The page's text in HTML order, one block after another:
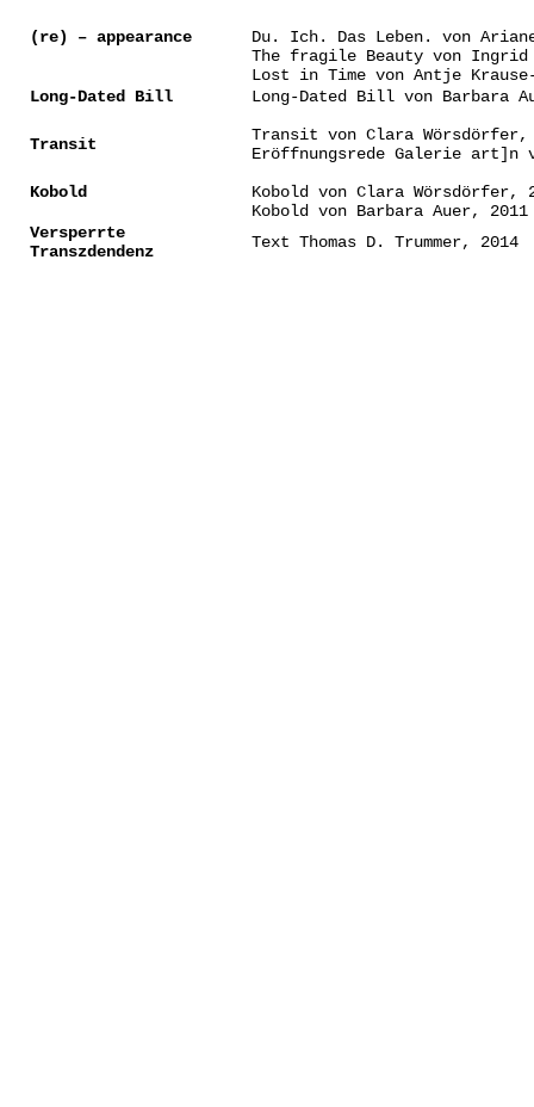
(re) – appearance
Du. Ich. Das Leben. von
The fragile Beauty von
Lost in Time von Antje
Long-Dated Bill
Long-Dated Bill von Barbara
Transit
Transit von Clara Wörsdörfer,
Eröffnungsrede Galerie art]n
Kobold
Kobold von Clara Wörsdörfer,
Kobold von Barbara Auer, 2011
Versperrte
Transzdendenz
Text Thomas D. Trummer, 2014